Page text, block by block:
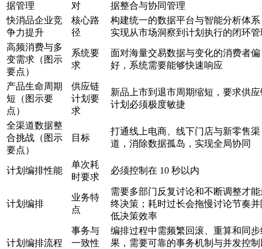
据管理
对
据整合与协同管理
快消品企业竞
争力提升
核心路
径
构建统一的数据平台与智能分析体系
实现从市场洞察到计划执行的闭环管
高频消费与多
变需求（图示
要点）
系统要
求
面对海量交易数据与变化的消费者偏
好，系统需要能够快速响应
产品生命周期
短（图示要
点）
供应链
计划要
求
新品上市到退市周期缩短，要求供应
计划必须极度敏捷
全渠道数据整
合挑战（图示
要点）
目标
打通线上电商、线下门店与新零售渠
道，消除数据孤岛，实现全局协同
计划编排性能
单次耗
时要求
必须控制在 10 秒以内
计划编排
业务特
点
需要多部门反复讨论和不断调整才能
终决策；耗时过长会拖慢讨论节奏并
低决策效率
计划编排流程
事务与
一致性
编排过程中需频繁回滚、重算和同步
果，需要可靠的事务机制与并发控制